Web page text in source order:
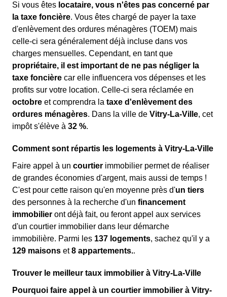
Si vous êtes locataire, vous n'êtes pas concerné par
la taxe foncière. Vous êtes chargé de payer la taxe
d'enlèvement des ordures ménagères (TOEM) mais
celle-ci sera généralement déjà incluse dans vos
charges mensuelles. Cependant, en tant que
propriétaire, il est important de ne pas négliger la
taxe foncière car elle influencera vos dépenses et les
profits sur votre location. Celle-ci sera réclamée en
octobre et comprendra la taxe d'enlèvement des
ordures ménagères. Dans la ville de Vitry-La-Ville, cet
impôt s'élève à 32 %.
Comment sont répartis les logements à Vitry-La-Ville
Faire appel à un courtier immobilier permet de réaliser
de grandes économies d'argent, mais aussi de temps !
C'est pour cette raison qu'en moyenne près d'un tiers
des personnes à la recherche d'un financement
immobilier ont déjà fait, ou feront appel aux services
d'un courtier immobilier dans leur démarche
immobilière. Parmi les 137 logements, sachez qu'il y a
129 maisons et8 appartements..
Trouver le meilleur taux immobilier à Vitry-La-Ville
Pourquoi faire appel à un courtier immobilier à Vitry-